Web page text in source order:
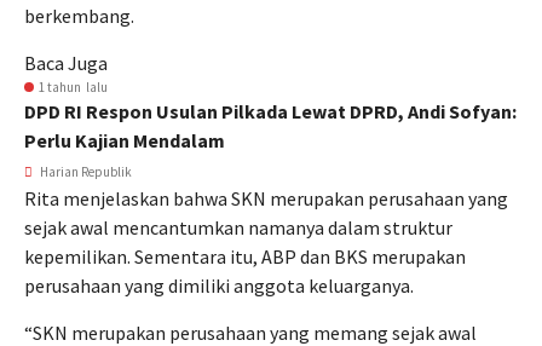
berkembang.
Baca Juga
1 tahun lalu
DPD RI Respon Usulan Pilkada Lewat DPRD, Andi Sofyan:
Perlu Kajian Mendalam
Harian Republik
Rita menjelaskan bahwa SKN merupakan perusahaan yang
sejak awal mencantumkan namanya dalam struktur
kepemilikan. Sementara itu, ABP dan BKS merupakan
perusahaan yang dimiliki anggota keluarganya.
“SKN merupakan perusahaan yang memang sejak awal